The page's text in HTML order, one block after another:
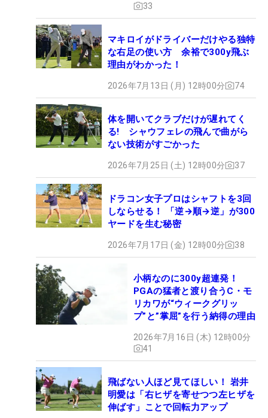
33
マキロイがドライバーだけやる独特
な右足の使い方 余裕で300y飛ぶ
理由がわかった！
2026年7月13日 (月) 12時00分 74
体を開いてクラブだけが遅れてく
る! シャウフェレの飛んで曲がら
ない技術がすごかった
2026年7月25日 (土) 12時00分 37
ドラコン女子プロはシャフトを3回
しならせる！ 「逆→順→逆」が300
ヤードを生む秘密
2026年7月17日 (金) 12時00分 38
小柄なのに300y超連発！
PGAの猛者と渡り合うC・モ
リカワが“ウィークグリッ
プ”と”掌屈”を行う納得の理由
2026年7月16日 (木) 12時00分
41
飛ばない人ほど見てほしい！ 岩井
明愛は「右ヒザを寄せつつ左ヒザを
伸ばす」ことで回転力アップ